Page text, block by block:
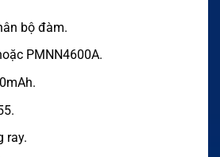
bộ đàm.
PMNN4600A.
ray.